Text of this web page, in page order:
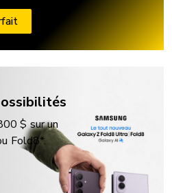
$ sur un
Fold8*.